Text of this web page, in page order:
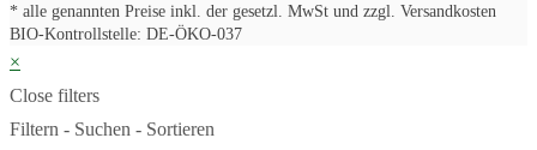
* alle genannten Preise inkl. der gesetzl. MwSt und zzgl. Versandkosten
BIO-Kontrollstelle: DE-ÖKO-037
×
Close filters
Filtern - Suchen - Sortieren